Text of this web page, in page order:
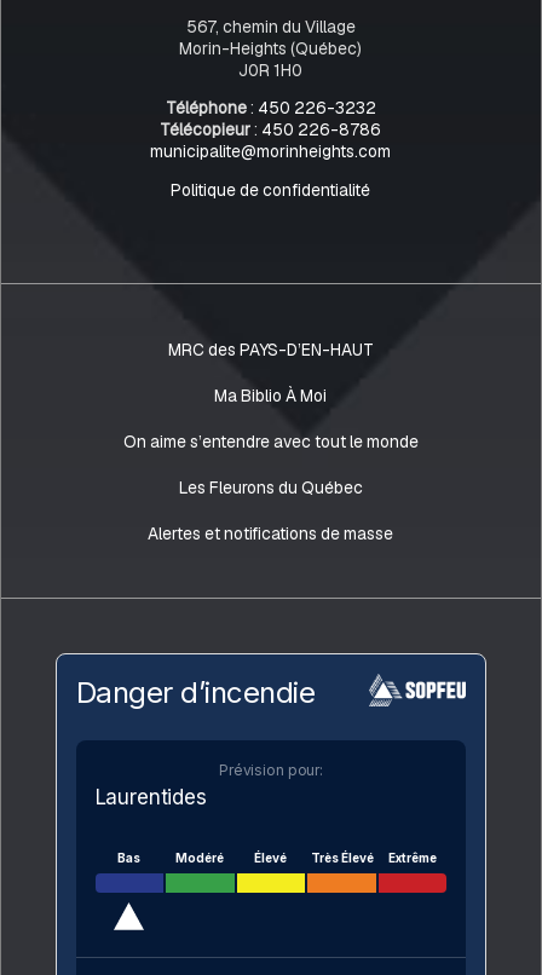
567, chemin du Village
Morin-Heights (Québec)
J0R 1H0
Téléphone: 450 226-3232
Télécopieur: 450 226-8786
municipalite@morinheights.com
Politique de confidentialité
MRC des PAYS-D’EN-HAUT
Ma Biblio À Moi
On aime s’entendre avec tout le monde
Les Fleurons du Québec
Alertes et notifications de masse
Danger d’incendie
Prévision pour:
Laurentides
Bas Modéré Élevé Très Élevé Extrême